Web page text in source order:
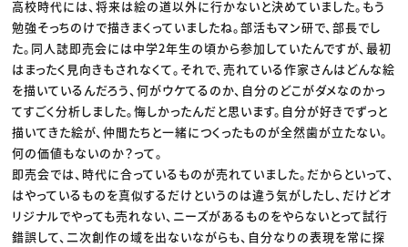
高校時代には、将来は絵の道以外に行かないと決めていました。もう
勉強そっちのけで描きまくっていましたね。部活もマン研で、部長でし
た。同人誌即売会には中学2年生の頃から参加していたんですが、最初
はまったく見向きもされなくて。それで、売れている作家さんはどんな絵
を描いているんだろう、何がウケてるのか、自分のどこがダメなのかっ
てすごく分析しました。悔しかったんだと思います。自分が好きでずっと
描いてきた絵が、仲間たちと一緒につくったものが全然歯が立たない。
何の価値もないのか？って。
即売会では、時代に合っているものが売れていました。だからといって、
はやっているものを真似するだけというのは違う気がしたし、だけどオ
リジナルでやっても売れない、ニーズがあるものをやらないとって試行
錯誤して、二次創作の域を出ないながらも、自分なりの表現を常に探